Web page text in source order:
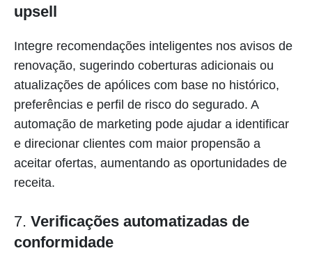
upsell
Integre recomendações inteligentes nos avisos de
renovação, sugerindo coberturas adicionais ou
atualizações de apólices com base no histórico,
preferências e perfil de risco do segurado. A
automação de marketing pode ajudar a identificar
e direcionar clientes com maior propensão a
aceitar ofertas, aumentando as oportunidades de
receita.
7. Verificações automatizadas de
conformidade